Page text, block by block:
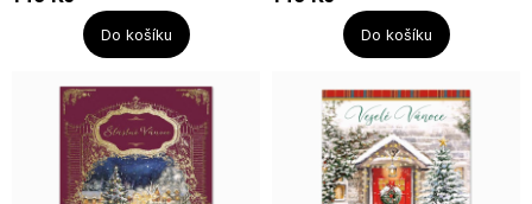
Do košíku
Angeli.Hrací přání včetně...
Do košíku